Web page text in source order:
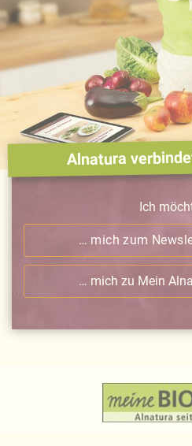
Alnatura
Ich
… mich zum
… mich zu Mein